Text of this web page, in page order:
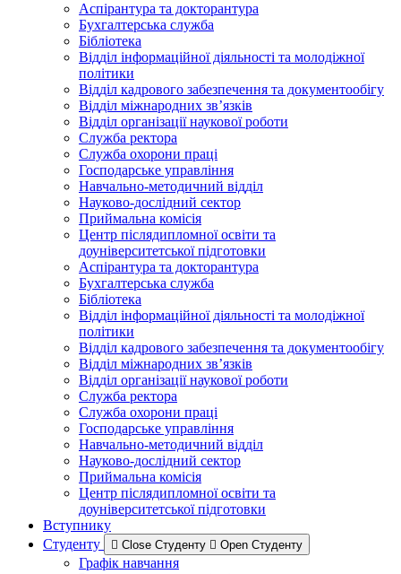
Аспірантура та докторантура
Бухгалтерська служба
Бібліотека
Відділ інформаційної діяльності та молодіжної
політики
Відділ кадрового забезпечення та документообігу
Відділ міжнародних зв’язків
Відділ організації наукової роботи
Служба ректора
Служба охорони праці
Господарське управління
Навчально-методичний відділ
Науково-дослідний сектор
Приймальна комісія
Центр післядипломної освіти та
доуніверситетської підготовки
Аспірантура та докторантура
Бухгалтерська служба
Бібліотека
Відділ інформаційної діяльності та молодіжної
політики
Відділ кадрового забезпечення та документообігу
Відділ міжнародних зв’язків
Відділ організації наукової роботи
Служба ректора
Служба охорони праці
Господарське управління
Навчально-методичний відділ
Науково-дослідний сектор
Приймальна комісія
Центр післядипломної освіти та
доуніверситетської підготовки
Вступнику
Студенту
Close Студенту Open Студенту
Графік навчання